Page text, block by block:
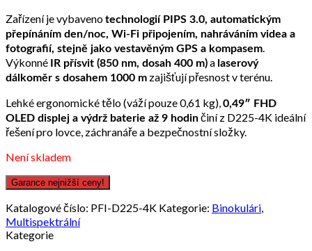
Zařízení je vybavenotechnologií PIPS 3.0, automatickým
přepínáním den/noc, Wi-Fi připojením, nahráváním videa a
fotografií, stejně jako vestavěným GPS a kompasem
Výkonné IR přísvit (850 nm, dosah 400 m)a laserový
dálkoměr s dosahem 1000 m zajišťují přesnost v terénu.
Lehké ergonomické tělo (váží pouze 0,61 kg), 0,49″ FHD
OLED displej a výdrž baterie až 9 hodinčiní z D225-4K ideální
řešení pro lovce, záchranáře a bezpečnostní složky.
Není skladem
Garance nejnižší ceny!
Katalogové číslo: PFI-D225-4K Kategorie: Binokulári
Multispektrální
Kategorie